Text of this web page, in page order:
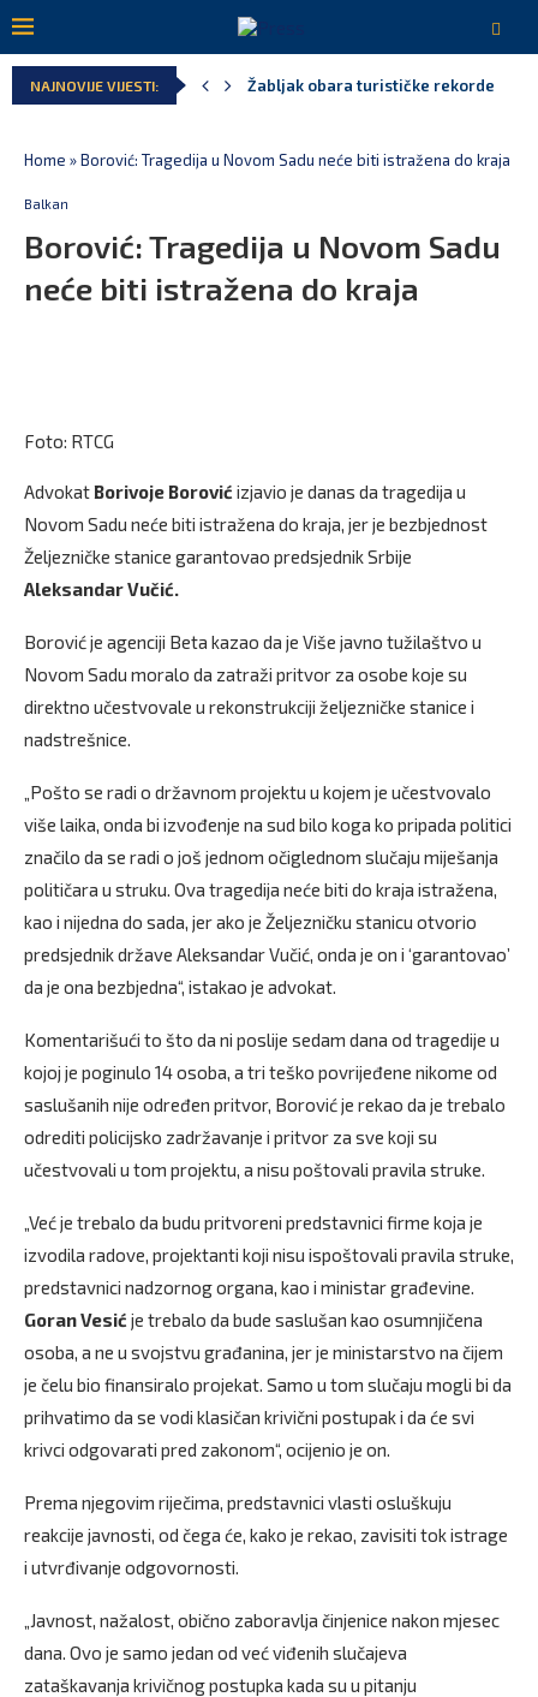
NAJNOVIJE VIJESTI:
Žabljak obara turističke rekorde
Home »Borović: Tragedija u Novom Sadu neće biti istražena do kraja
Balkan
Borović: Tragedija u Novom Sadu
neće biti istražena do kraja
Foto: RTCG
AdvokatBorivoje Borović izjavio je danas da tragedija u
Novom Sadu neće biti istražena do kraja, jer je bezbjednost
Željezničke stanice garantovao predsjednik Srbije
Aleksandar Vučić.
Borović je agenciji Beta kazao da je Više javno tužilaštvo u
Novom Sadu moralo da zatraži pritvor za osobe koje su
direktno učestvovale u rekonstrukciji željezničke stanice i
nadstrešnice.
„Pošto se radi o državnom projektu u kojem je učestvovalo
više laika, onda bi izvođenje na sud bilo koga ko pripada politici
značilo da se radi o još jednom očiglednom slučaju miješanja
političara u struku. Ova tragedija neće biti do kraja istražena,
kao i nijedna do sada, jer ako je Željezničku stanicu otvorio
predsjednik države Aleksandar Vučić, onda je on i ‘garantovao’
da je ona bezbjedna“, istakao je advokat.
Komentarišući to što da ni poslije sedam dana od tragedije u
kojoj je poginulo 14 osoba, a tri teško povrijeđene nikome od
saslušanih nije određen pritvor, Borović je rekao da je trebalo
odrediti policijsko zadržavanje i pritvor za sve koji su
učestvovali u tom projektu, a nisu poštovali pravila struke.
„Već je trebalo da budu pritvoreni predstavnici firme koja je
izvodila radove, projektanti koji nisu ispoštovali pravila struke,
predstavnici nadzornog organa, kao i ministar građevine.
Goran Vesić je trebalo da bude saslušan kao osumnjičena
osoba, a ne u svojstvu građanina, jer je ministarstvo na čijem
je čelu bio finansiralo projekat. Samo u tom slučaju mogli bi da
prihvatimo da se vodi klasičan krivični postupak i da će svi
krivci odgovarati pred zakonom“, ocijenio je on.
Prema njegovim riječima, predstavnici vlasti osluškuju
reakcije javnosti, od čega će, kako je rekao, zavisiti tok istrage
i utvrđivanje odgovornosti.
„Javnost, nažalost, obično zaboravlja činjenice nakon mjesec
dana. Ovo je samo jedan od već viđenih slučajeva
zataškavanja krivičnog postupka kada su u pitanju